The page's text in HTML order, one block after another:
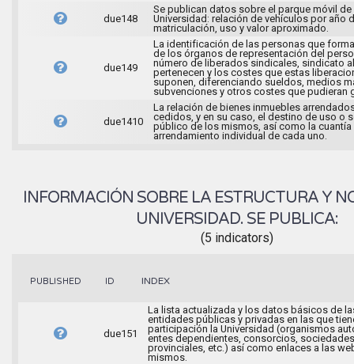
due148
Se publican datos sobre el parque móvil de
Universidad: relación de vehículos por año
matriculación, uso y valor aproximado.
due149
La identificación de las personas que
de los órganos de representación del
número de liberados sindicales, sindicato
pertenecen y los costes que estas
suponen, diferenciando sueldos, medios
subvenciones y otros costes que pudieran
due1410
La relación de bienes inmuebles
cedidos, y en su caso, el destino de uso o
público de los mismos, así como la cuantía
arrendamiento individual de cada uno.
INFORMACIÓN SOBRE LA ESTRUCTURA Y
UNIVERSIDAD. SE PUBLICA:
(5 indicators)
PUBLISHED ID INDEX
due151
La lista actualizada y los datos básicos de
entidades públicas y privadas en las que
participación la Universidad (organismos
entes dependientes, consorcios, sociedades
provinciales, etc.) así como enlaces a las
mismos.